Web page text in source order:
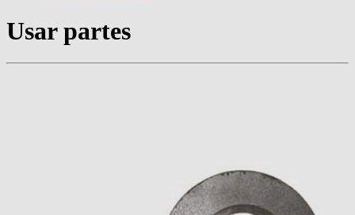
Usar partes